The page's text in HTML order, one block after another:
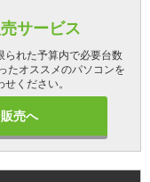
サービス
られた予算内で必要台数
たオススメのパソコンを
ください。
売へ